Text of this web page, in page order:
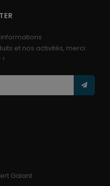
et nos activités, merci
!
Galant